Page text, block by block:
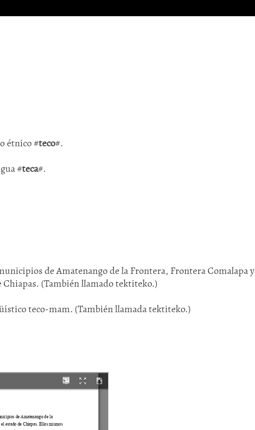
étnico #teco#.
#teca#.
de Amatenango de la Frontera, Frontera Comalapa y
Chiapas. (También llamado tektiteko.)
teco-mam. (También llamada tektiteko.)